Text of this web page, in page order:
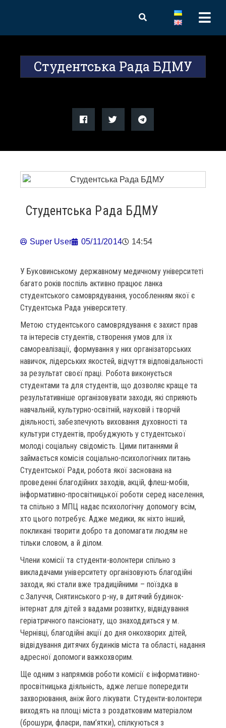
Студентська Рада БДМУ
Студентська Рада БДМУ
Super User 05/11/2014 14:54
У Буковинському державному медичному університеті
багато років поспіль активно працює ланка
студентського самоврядування, уособленням якої є
Студентська Рада університету.
Метою студентського самоврядування є захист прав
та інтересів студентів, створення умов для їх
самореалізації, формування у них організаторських
навичок, лідерських якостей, відчуття відповідальності
за результат своєї праці. Робота виконується
студентами та для студентів, що дозволяє краще та
результативніше організовувати заходи, які сприяють
навчальній, культурно-освітній, науковій і творчій
діяльності, забезпечують виховання духовності та
культури студентів, пробуджують у студентської
молоді соціальну свідомість. Цими питаннями й
займається комісія соціально-психологічних питань
Студентської Ради, робота якої заснована на
проведенні благодійних заходів, акцій, флеш-мобів,
інформативно-просвітницької роботи серед населення,
та спільно з МПЦ надає психологічну допомогу всім,
хто цього потребує. Адже медики, як ніхто інший,
покликані творити добро та допомагати людям не
тільки словом, а й ділом.
Члени комісії та студенти-волонтери спільно з
викладачами університету організовують благодійні
заходи, які стали вже традиційними – поїздка в
с.Залуччя, Снятинського р-ну, в дитячий будинок-
інтернат для дітей з вадами розвитку, відвідування
геріатричного пансіонату, що знаходдиться у м.
Чернівці, благодійні акції до дня онкохворих дітей,
відвідування дитячих будинків міста та області, надання
адресної допомоги важкохворим.
Ще одним з напрямків роботи комісії є інформативно-
просвітницька діяльність, адже легше попередити
захворювання, аніж його лікувати. Студенти-волонтери
виходять на площі міста з роздатковим матеріалом
(брошури, флаєри, пам’ятки), спілкуються з